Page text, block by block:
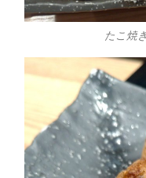
たこ焼